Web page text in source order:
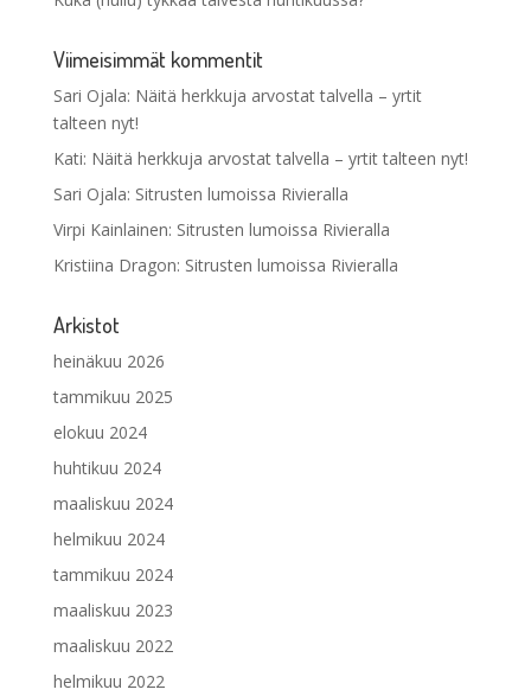
Viimeisimmät kommentit
Sari Ojala: Näitä herkkuja arvostat talvella – yrtit
talteen nyt!
Kati: Näitä herkkuja arvostat talvella – yrtit talteen nyt!
Sari Ojala: Sitrusten lumoissa Rivieralla
Virpi Kainlainen: Sitrusten lumoissa Rivieralla
Kristiina Dragon: Sitrusten lumoissa Rivieralla
Arkistot
heinäkuu 2026
tammikuu 2025
elokuu 2024
huhtikuu 2024
maaliskuu 2024
helmikuu 2024
tammikuu 2024
maaliskuu 2023
maaliskuu 2022
helmikuu 2022